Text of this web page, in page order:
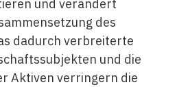
und verändert
des
dadurch verbreiterte
und die
Aktiven verringern die